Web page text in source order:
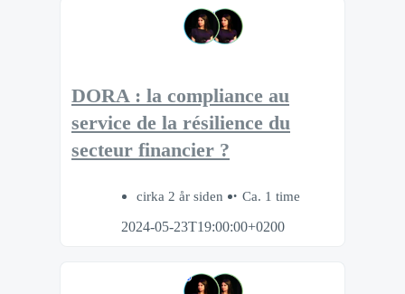
DORA : la compliance au
service de la résilience du
secteur financier ?
cirka 2 år siden
Ca. 1 time
2024-05-23T19:00:00+0200